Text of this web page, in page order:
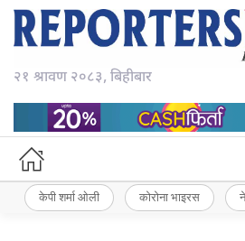
२१ श्रावण २०८३, बिहीबार
केपी शर्मा ओली कोरोना भाइरस